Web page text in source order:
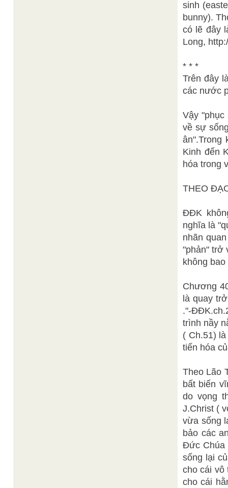
sinh
bunny).
có lẽ đây
Long,
* * *
Trên đây
các nước
Vậy
về sự
Kinh đến
hóa trong
THEO
ĐĐK
nghĩa là
nhãn
"phản" trở
không
Chương
là quay
."-
trình nầy
( Ch.51)
tiến hóa
Theo Lão
bất biến
do vọng
J.Christ (
vừa sống
bảo các
Đức Chúa
sống lại
cho cái vô
cho cái